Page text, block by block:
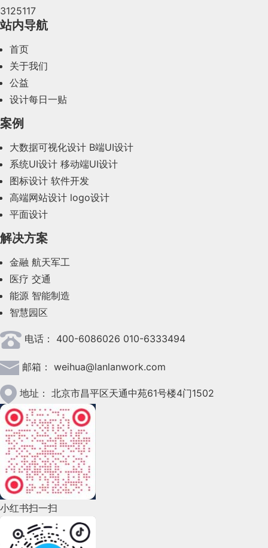
2024年4月(44)
2024年2月(58)
2023年10月(14)
2023年8月(88)
2023年7月(62)
2023年6月(58)
2023年5月(28)
2023年4月(47)
2023年3月(37)
2023年2月(90)
2023年1月(78)
2022年12月(45)
2022年11月(69)
2022年10月(51)
2022年9月(135)
2022年8月(60)
2022年7月(111)
3125117
站内导航
首页
关于我们
公益
设计每日一贴
案例
大数据可视化设计 B端UI设计
系统UI设计 移动端UI设计
图标设计 软件开发
高端网站设计 logo设计
平面设计
解决方案
金融 航天军工
医疗 交通
能源 智能制造
智慧园区
电话： 400-6086026 010-6333494
邮箱： weihua@lanlanwork.com
地址： 北京市昌平区天通中苑61号楼4门1502
小红书扫一扫